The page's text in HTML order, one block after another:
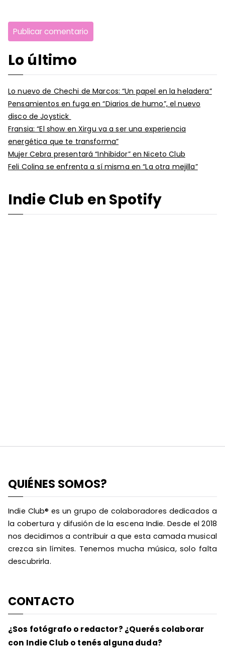
Lo último
Lo nuevo de Chechi de Marcos: “Un papel en la heladera”
Pensamientos en fuga en “Diarios de humo”, el nuevo
disco de Joystick
Fransia: “El show en Xirgu va a ser una experiencia
energética que te transforma”
Mujer Cebra presentará “Inhibidor” en Niceto Club
Feli Colina se enfrenta a sí misma en “La otra mejilla”
Indie Club en Spotify
QUIÉNES SOMOS?
Indie Club® es un grupo de colaboradores dedicados a
la cobertura y difusión de la escena Indie. Desde el 2018
nos decidimos a contribuir a que esta camada musical
crezca sin límites. Tenemos mucha música, solo falta
descubrirla.
CONTACTO
¿Sos fotógrafo o redactor? ¿Querés colaborar
con Indie Club o tenés alguna duda?